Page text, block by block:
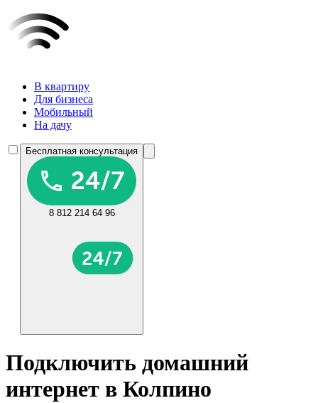
В квартиру
Для бизнеса
Мобильный
На дачу
Бесплатная консультация
8 812 214 64 96
Подключить домашний
интернет в Колпино